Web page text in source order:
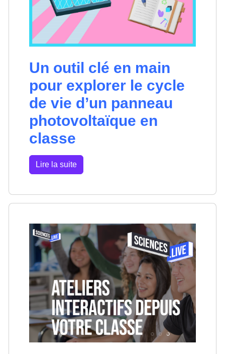
Un outil clé en main
pour explorer le cycle
de vie d’un panneau
photovoltaïque en
classe
Lire la suite